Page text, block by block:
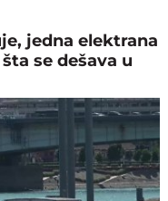
jedna elektrana
se dešava u